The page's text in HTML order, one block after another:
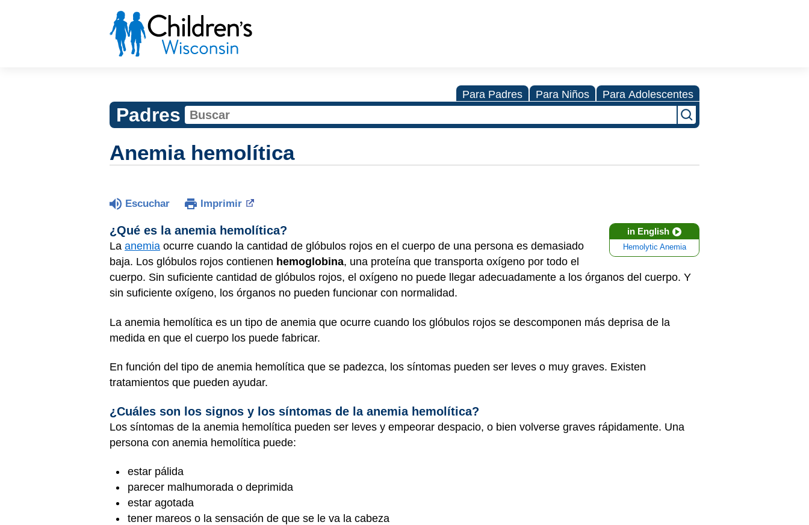
Para Padres Para Niños Para Adolescentes
Padres
Anemia hemolítica
Escuchar Imprimir
in English
Hemolytic Anemia
¿Qué es la anemia hemolítica?
La anemia ocurre cuando la cantidad de glóbulos rojos en el cuerpo de una persona es demasiado
baja. Los glóbulos rojos contienen hemoglobina, una proteína que transporta oxígeno por todo el
cuerpo. Sin suficiente cantidad de glóbulos rojos, el oxígeno no puede llegar adecuadamente a los órganos del cuerpo. Y
sin suficiente oxígeno, los órganos no pueden funcionar con normalidad.
La anemia hemolítica es un tipo de anemia que ocurre cuando los glóbulos rojos se descomponen más deprisa de la
medida en que el cuerpo los puede fabricar.
En función del tipo de anemia hemolítica que se padezca, los síntomas pueden ser leves o muy graves. Existen
tratamientos que pueden ayudar.
¿Cuáles son los signos y los síntomas de la anemia hemolítica?
Los síntomas de la anemia hemolítica pueden ser leves y empeorar despacio, o bien volverse graves rápidamente. Una
persona con anemia hemolítica puede:
estar pálida
parecer malhumorada o deprimida
estar agotada
tener mareos o la sensación de que se le va la cabeza